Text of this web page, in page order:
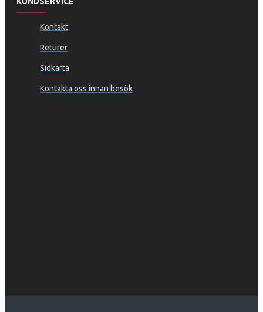
Kontakt
Returer
Sidkarta
Kontakta oss innan besök